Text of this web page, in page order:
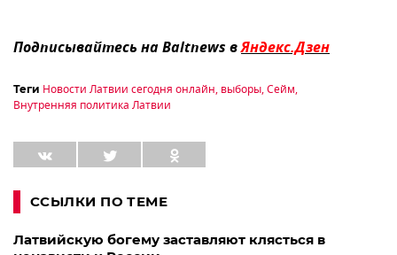
Подписывайтесь на Baltnews вЯндекс.Дзен
Теги Новости Латвии сегодня онлайн, выборы,Сейм,
Внутренняя политика Латвии
ССЫЛКИ ПО ТЕМЕ
Латвийскую богему заставляют клясться в